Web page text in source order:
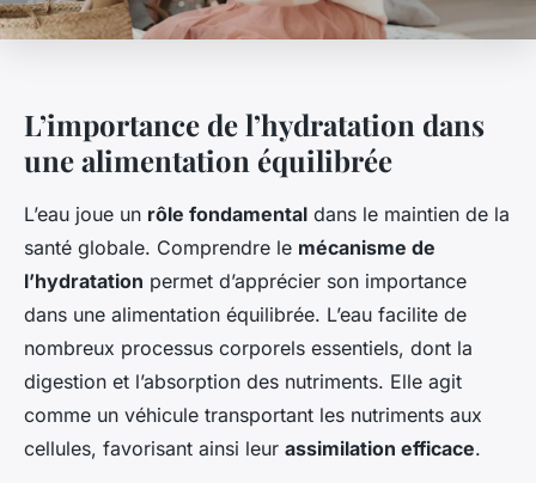
L’importance de l’hydratation dans
une alimentation équilibrée
L’eau joue un rôle fondamental dans le maintien de la
santé globale. Comprendre le mécanisme de
l’hydratation permet d’apprécier son importance
dans une alimentation équilibrée. L’eau facilite de
nombreux processus corporels essentiels, dont la
digestion et l’absorption des nutriments. Elle agit
comme un véhicule transportant les nutriments aux
cellules, favorisant ainsi leur assimilation efficace.